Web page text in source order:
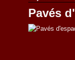
Pavés